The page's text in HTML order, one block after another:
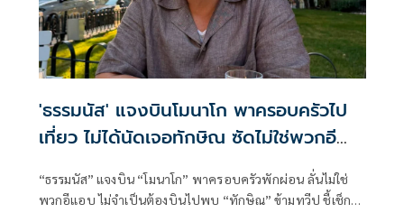
'ธรรมนัส' แจงบินโมนาโก พาครอบครัวไป
เที่ยว ไม่ได้นัดเจอทักษิณ ซัดไม่ใช่พวกอี
“ธรรมนัส” แจงบิน “โมนาโก” พาครอบครัวพักผ่อน ลั่นไม่ใช่
พวกอีแอบ ไม่จำเป็นต้องบินไปพบ “ทักษิณ” ข้ามทวีป ชี้เช็ก